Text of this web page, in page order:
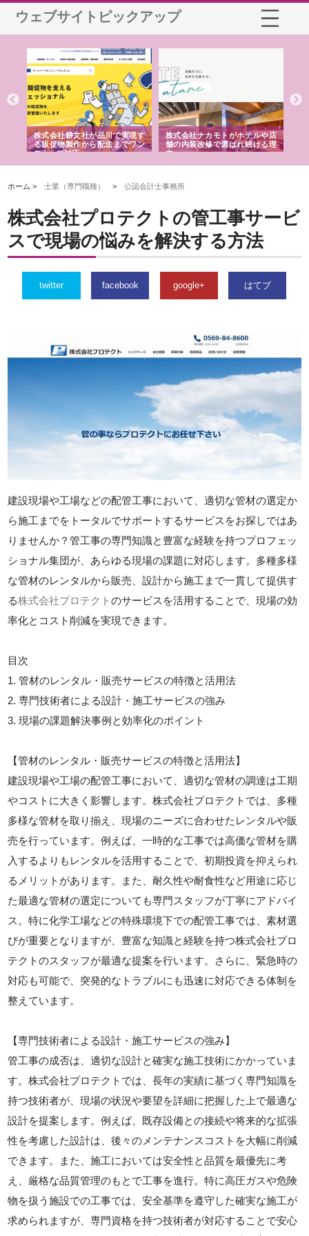
ウェブサイトピックアップ
株式会社耕文社が品川で実現す
る販促物製作から配送までワン
ストップ対応
株式会社ナカモトがホテルや店
舗の内装改修で選ばれ続ける理
由
ホーム >士業（専門職種） >公認会計士事務所
株式会社プロテクトの管工事サービ
スで現場の悩みを解決する方法
twitter facebook google+ はてブ
建設現場や工場などの配管工事において、適切な管材の選定か
ら施工までをトータルでサポートするサービスをお探しではあ
りませんか？管工事の専門知識と豊富な経験を持つプロフェッ
ショナル集団が、あらゆる現場の課題に対応します。多種多様
な管材のレンタルから販売、設計から施工まで一貫して提供す
る株式会社プロテクトのサービスを活用することで、現場の効
率化とコスト削減を実現できます。
目次
1. 管材のレンタル・販売サービスの特徴と活用法
2. 専門技術者による設計・施工サービスの強み
3. 現場の課題解決事例と効率化のポイント
【管材のレンタル・販売サービスの特徴と活用法】
建設現場や工場の配管工事において、適切な管材の調達は工期
やコストに大きく影響します。株式会社プロテクトでは、多種
多様な管材を取り揃え、現場のニーズに合わせたレンタルや販
売を行っています。例えば、一時的な工事では高価な管材を購
入するよりもレンタルを活用することで、初期投資を抑えられ
るメリットがあります。また、耐久性や耐食性など用途に応じ
た最適な管材の選定についても専門スタッフが丁寧にアドバイ
ス。特に化学工場などの特殊環境下での配管工事では、素材選
びが重要となりますが、豊富な知識と経験を持つ株式会社プロ
テクトのスタッフが最適な提案を行います。さらに、緊急時の
対応も可能で、突発的なトラブルにも迅速に対応できる体制を
整えています。
【専門技術者による設計・施工サービスの強み】
管工事の成否は、適切な設計と確実な施工技術にかかっていま
す。株式会社プロテクトでは、長年の実績に基づく専門知識を
持つ技術者が、現場の状況や要望を詳細に把握した上で最適な
設計を提案します。例えば、既存設備との接続や将来的な拡張
性を考慮した設計は、後々のメンテナンスコストを大幅に削減
できます。また、施工においては安全性と品質を最優先に考
え、厳格な品質管理のもとで工事を進行。特に高圧ガスや危険
物を扱う施設での工事では、安全基準を遵守した確実な施工が
求められますが、専門資格を持つ技術者が対応することで安心